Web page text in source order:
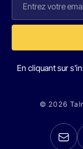
En cliquant sur
© 2026